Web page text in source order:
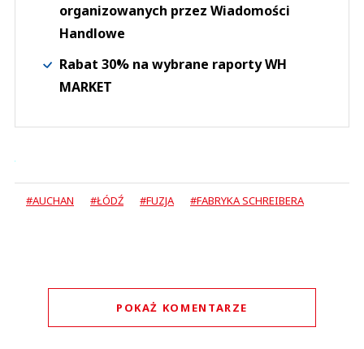
organizowanych przez Wiadomości
Handlowe
Rabat 30% na wybrane raporty WH
MARKET
#AUCHAN #ŁÓDŹ #FUZJA #FABRYKA SCHREIBERA
POKAŻ KOMENTARZE